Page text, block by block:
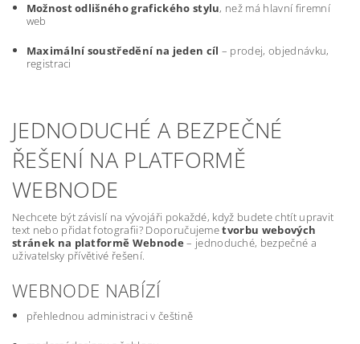
Možnost odlišného grafického stylu, než má hlavní firemní
web
Maximální soustředění na jeden cíl – prodej, objednávku,
registraci
JEDNODUCHÉ A BEZPEČNÉ
ŘEŠENÍ NA PLATFORMĚ
WEBNODE
Nechcete být závislí na vývojáři pokaždé, když budete chtít upravit
text nebo přidat fotografii? Doporučujemetvorbu webových
stránek na platformě Webnode – jednoduché, bezpečné a
uživatelsky přívětivé řešení.
WEBNODE NABÍZÍ
přehlednou administraci v češtině